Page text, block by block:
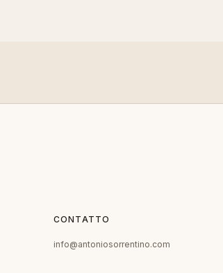
CONTATTO
info@antoniosorrentino.com